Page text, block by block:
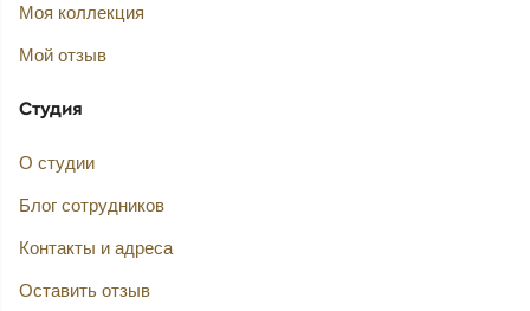
Моя коллекция
Мой отзыв
Студия
О студии
Блог сотрудников
Контакты и адреса
Оставить отзыв